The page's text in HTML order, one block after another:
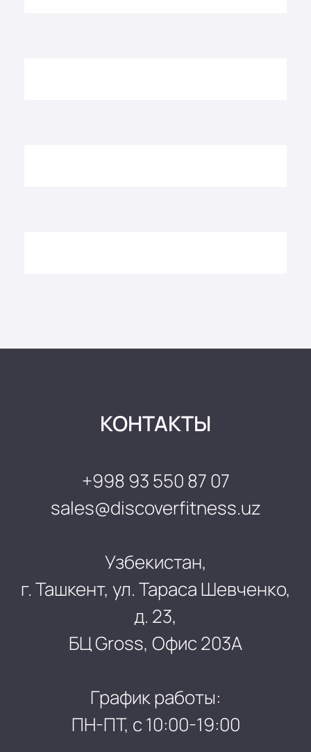
КОНТАКТЫ
+998 93 550 87 07
sales@discoverfitness.uz
Узбекистан,
г. Ташкент, ул. Тараса Шевченко,
д. 23,
БЦ Gross, Офис 203А
График работы:
ПН-ПТ, с 10:00-19:00